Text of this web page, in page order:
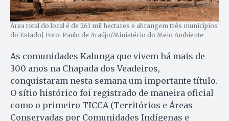
Área total do local é de 261 mil hectares e abrangem três municípios
do Estado| Foto: Paulo de Araújo/Ministério do Meio Ambiente
As comunidades Kalunga que vivem há mais de
300 anos na Chapada dos Veadeiros,
conquistaram nesta semana um importante título.
O sítio histórico foi registrado de maneira oficial
como o primeiro TICCA (Territórios e Áreas
Conservadas por Comunidades Indígenas e